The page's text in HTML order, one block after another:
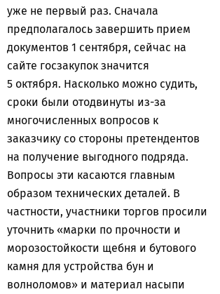
уже не первый раз. Сначала
предполагалось завершить прием
документов 1 сентября, сейчас на
сайте госзакупок значится
5 октября. Насколько можно судить,
сроки были отодвинуты из-за
многочисленных вопросов к
заказчику со стороны претендентов
на получение выгодного подряда.
Вопросы эти касаются главным
образом технических деталей. В
частности, участники торгов просили
уточнить «марки по прочности и
морозостойкости щебня и бутового
камня для устройства бун и
волноломов» и материал насыпи